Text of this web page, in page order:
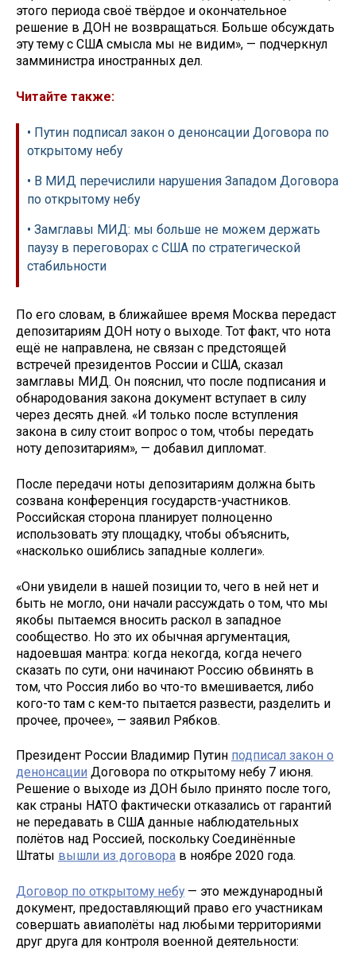
этого периода своё твёрдое и окончательное
решение в ДОН не возвращаться. Больше обсуждать
эту тему с США смысла мы не видим», — подчеркнул
замминистра иностранных дел.
Читайте также:
• Путин подписал закон о денонсации Договора по
открытому небу
• В МИД перечислили нарушения Западом Договора
по открытому небу
• Замглавы МИД: мы больше не можем держать
паузу в переговорах с США по стратегической
стабильности
По его словам, в ближайшее время Москва передаст
депозитариям ДОН ноту о выходе. Тот факт, что нота
ещё не направлена, не связан с предстоящей
встречей президентов России и США, сказал
замглавы МИД. Он пояснил, что после подписания и
обнародования закона документ вступает в силу
через десять дней. «И только после вступления
закона в силу стоит вопрос о том, чтобы передать
ноту депозитариям», — добавил дипломат.
После передачи ноты депозитариям должна быть
созвана конференция государств-участников.
Российская сторона планирует полноценно
использовать эту площадку, чтобы объяснить,
«насколько ошиблись западные коллеги».
«Они увидели в нашей позиции то, чего в ней нет и
быть не могло, они начали рассуждать о том, что мы
якобы пытаемся вносить раскол в западное
сообщество. Но это их обычная аргументация,
надоевшая мантра: когда некогда, когда нечего
сказать по сути, они начинают Россию обвинять в
том, что Россия либо во что-то вмешивается, либо
кого-то там с кем-то пытается развести, разделить и
прочее, прочее», — заявил Рябков.
Президент России Владимир Путин подписал закон о
денонсации Договора по открытому небу 7 июня.
Решение о выходе из ДОН было принято после того,
как страны НАТО фактически отказались от гарантий
не передавать в США данные наблюдательных
полётов над Россией, поскольку Соединённые
Штаты вышли из договора в ноябре 2020 года.
Договор по открытому небу — это международный
документ, предоставляющий право его участникам
совершать авиаполёты над любыми территориями
друг друга для контроля военной деятельности: